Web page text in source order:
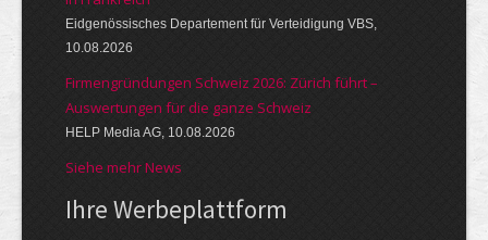
Eidgenössisches Departement für Verteidigung VBS,
10.08.2026
Firmengründungen Schweiz 2026: Zürich führt –
Auswertungen für die ganze Schweiz
HELP Media AG, 10.08.2026
Siehe mehr News
Ihre Werbe­platt­form